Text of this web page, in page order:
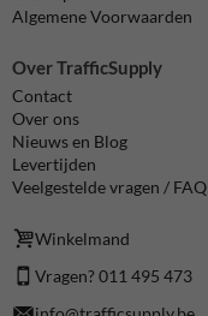
Algemene Voorwaarden
Over TrafficSupply
Contact
Over ons
Nieuws en Blog
Levertijden
Veelgestelde vragen / FAQ
Winkelmand
Vragen? 011 495 473